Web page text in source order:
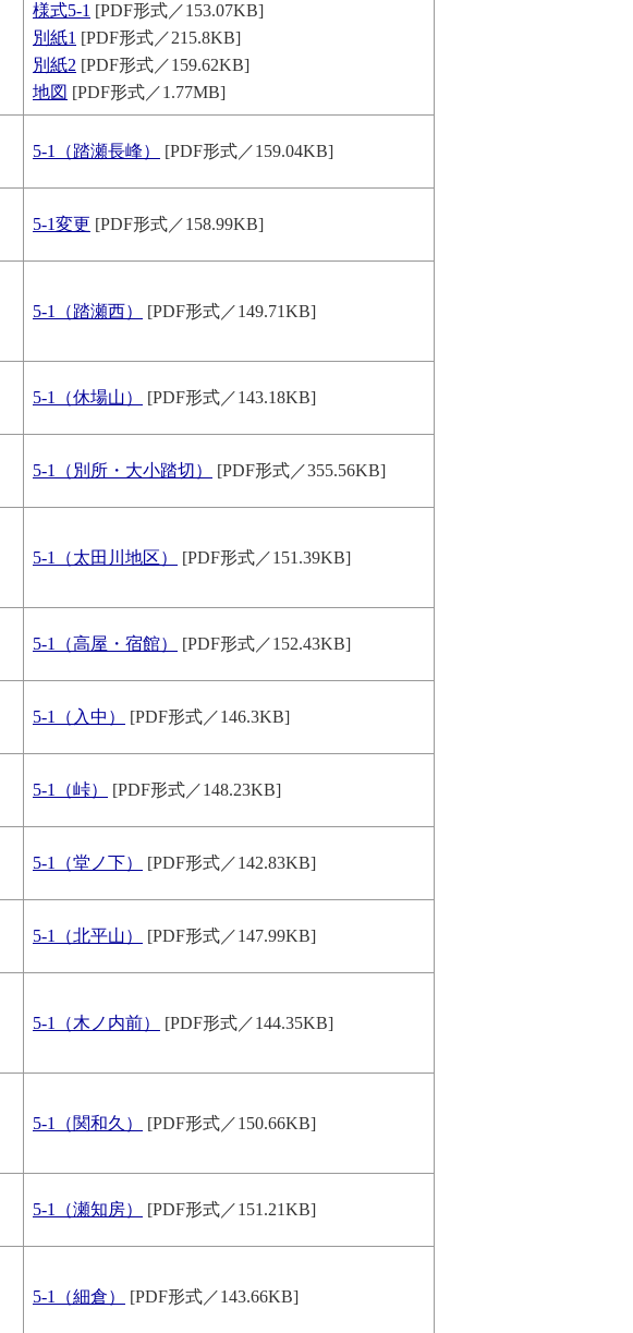
様式5-1 [PDF形式／153.07KB]
別紙1 [PDF形式／215.8KB]
別紙2 [PDF形式／159.62KB]
地図 [PDF形式／1.77MB]
5-1（踏瀬長峰） [PDF形式／159.04KB]
5-1変更 [PDF形式／158.99KB]
5-1（踏瀬西） [PDF形式／149.71KB]
5-1（休場山） [PDF形式／143.18KB]
5-1（別所・大小踏切） [PDF形式／355.56KB]
5-1（太田川地区） [PDF形式／151.39KB]
5-1（高屋・宿館） [PDF形式／152.43KB]
5-1（入中） [PDF形式／146.3KB]
5-1（峠） [PDF形式／148.23KB]
5-1（堂ノ下） [PDF形式／142.83KB]
5-1（北平山） [PDF形式／147.99KB]
5-1（木ノ内前） [PDF形式／144.35KB]
5-1（関和久） [PDF形式／150.66KB]
5-1（瀬知房） [PDF形式／151.21KB]
5-1（細倉） [PDF形式／143.66KB]